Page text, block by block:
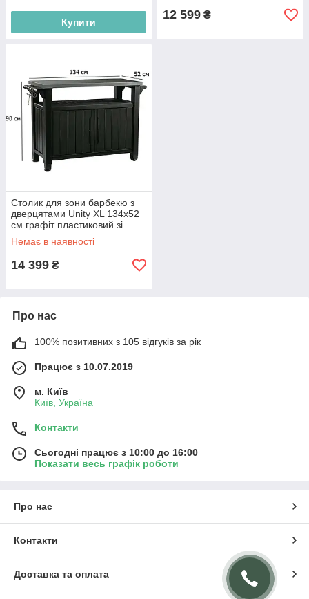
Купити
12 599 ₴
Столик для зони барбекю з
дверцятами Unity XL 134х52
см графіт пластиковий зі
стільницею з нержавіючої
сталі
Немає в наявності
14 399 ₴
Про нас
100% позитивних з 105 відгуків за рік
Працює з 10.07.2019
м. Київ
Київ, Україна
Контакти
Сьогодні працює з 10:00 до 16:00
Показати весь графік роботи
Про нас
Контакти
Доставка та оплата